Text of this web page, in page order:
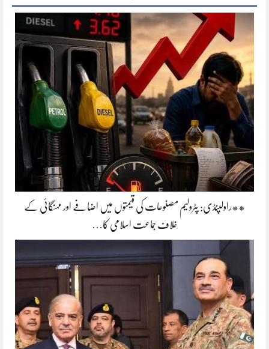
**راولپنڈی: پٹرولیم مصنوعات کی قیمتوں میں اضافے اور مہنگائی کے
خلاف جماعت اسلامی کا…